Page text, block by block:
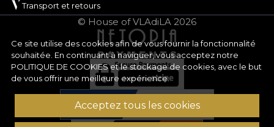
Ce site utilise des cookies afin de vous fournir la fonctionnalité
souhaitée. En continuant à naviguer, vous acceptez notre
POLITIQUE DE COOKIESet le stockage de cookies, avec le but
de vous offrir une meilleure expérience.
Acceptez tous les cookies
Transport et retours
© House of VLAdiLA 2026